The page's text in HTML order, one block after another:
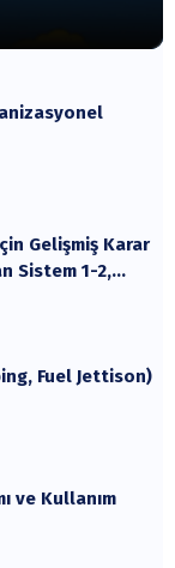
Gelişmiş Karar
Sistem 1-2,
Fuel Jettison)
ve Kullanım